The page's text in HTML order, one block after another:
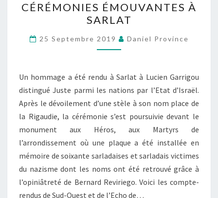
ÉMOUVANTES
À
SARLAT
CÉRÉMONIES ÉMOUVANTES À
SARLAT
25 Septembre 2019 Daniel Province
Un hommage a été rendu à Sarlat à Lucien Garrigou
distingué Juste parmi les nations par l’Etat d’Israël.
Après le dévoilement d’une stèle à son nom place de
la Rigaudie, la cérémonie s’est poursuivie devant le
monument aux Héros, aux Martyrs de
l’arrondissement où une plaque a été installée en
mémoire de soixante sarladaises et sarladais victimes
du nazisme dont les noms ont été retrouvé grâce à
l’opiniâtreté de Bernard Reviriego. Voici les compte-
rendus de Sud-Ouest et de l’Echo de…